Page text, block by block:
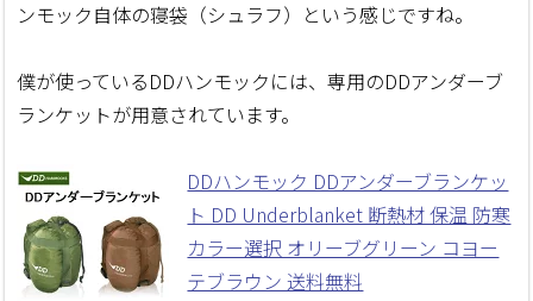
ンモック自体の寝袋（シュラフ）という感じですね。
僕が使っているDDハンモックには、専用のDDアンダーブ
ランケットが用意されています。
DDハンモック DDアンダーブランケッ
ト DD Underblanket 断熱材 保温 防寒
カラー選択 オリーブグリーン コヨー
テブラウン 送料無料